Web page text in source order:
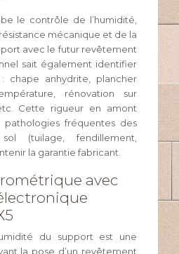
le contrôle de l’humidité,
mécanique et de la
avec le futur revêtement
sait également identifier
chape anhydrite, plancher
rénovation sur
Cette rigueur en amont
pathologies fréquentes des
(tuilage, fendillement,
la garantie fabricant.
avec
du support est une
la pose d’un revêtement